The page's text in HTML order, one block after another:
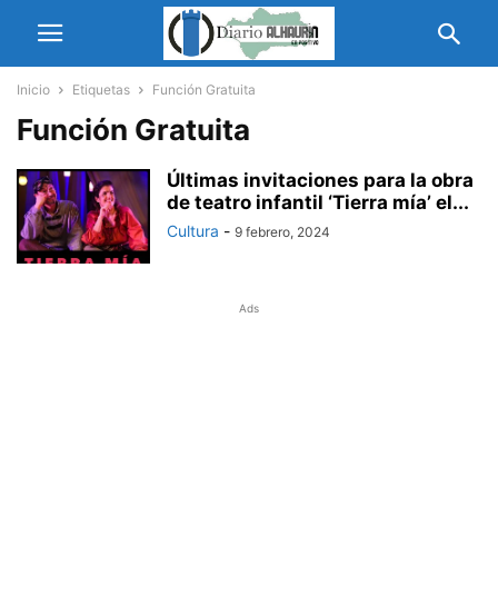
Inicio Etiquetas Función Gratuita
Función Gratuita
Últimas invitaciones para la obra
de teatro infantil ‘Tierra mía’ el...
Cultura - 9 febrero, 2024
Ads